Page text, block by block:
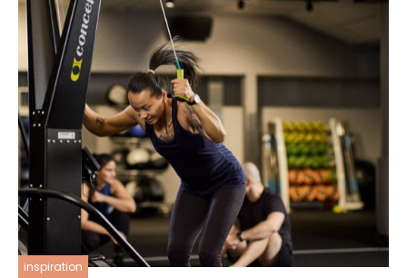
inspiration